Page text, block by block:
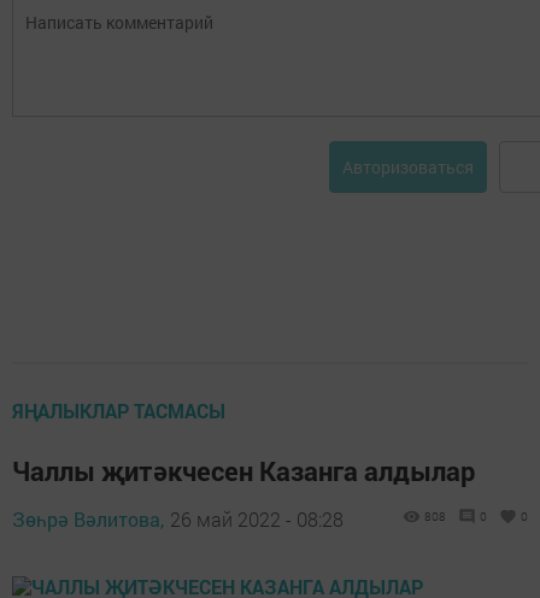
Авторизоваться
ЯҢАЛЫКЛАР ТАСМАСЫ
Чаллы җитәкчесен Казанга алдылар
Зөһрә Вәлитова, 26 май 2022 - 08:28 808 0 0